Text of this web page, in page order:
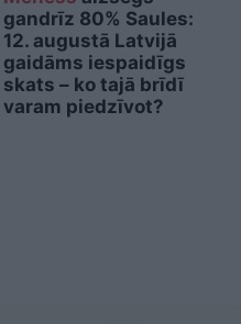
gandrīz 80% Saules:
12. augustā Latvijā
gaidāms iespaidīgs
skats – ko tajā brīdī
varam piedzīvot?